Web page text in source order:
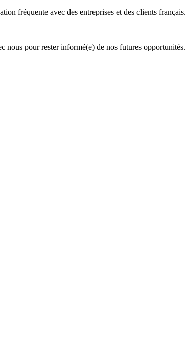
fréquente avec des entreprises et des clients français.
nous pour rester informé(e) de nos futures opportunités.